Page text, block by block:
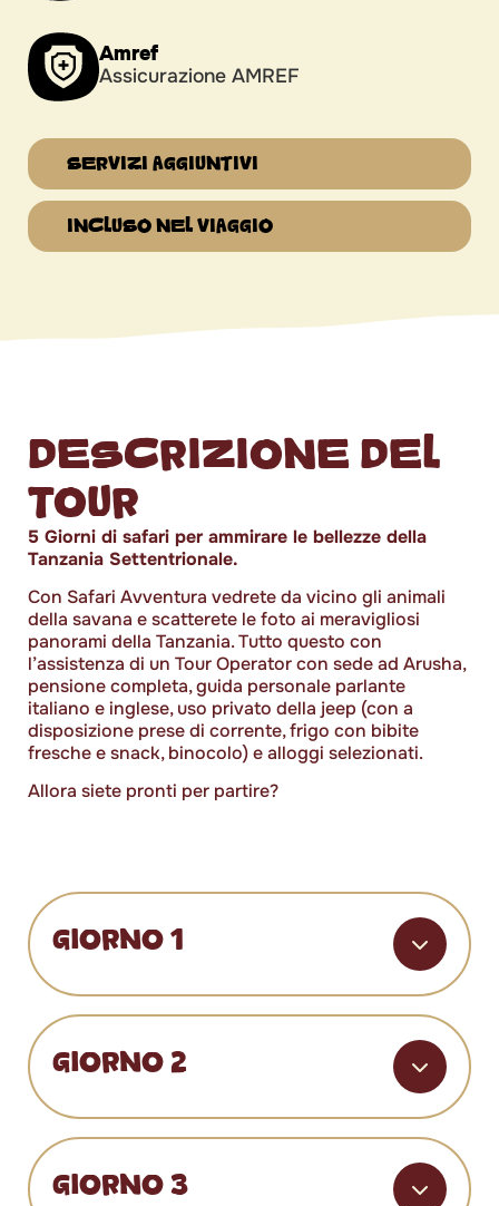
SERVIZI AGGIUNTIVI
INCLUSO NEL VIAGGIO
Amref
Assicurazione AMREF
DESCRIZIONE DEL
TOUR
5 Giorni di safari per ammirare le bellezze della
Tanzania Settentrionale.
Con Safari Avventura vedrete da vicino gli animali
della savana e scatterete le foto ai meravigliosi
panorami della Tanzania. Tutto questo con
l’assistenza di un Tour Operator con sede ad Arusha,
pensione completa, guida personale parlante
italiano e inglese, uso privato della jeep (con a
disposizione prese di corrente, frigo con bibite
fresche e snack, binocolo) e alloggi selezionati.
Allora siete pronti per partire?
GIORNO 1
GIORNO 2
GIORNO 3